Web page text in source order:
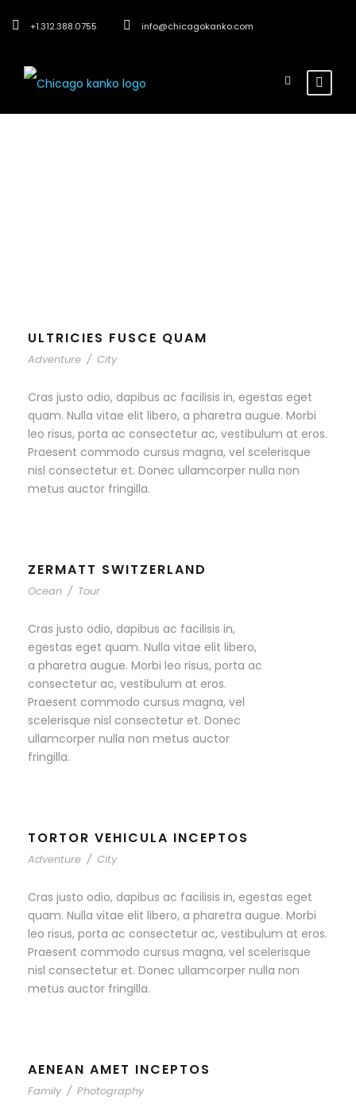
+1.312.388.0755 info@chicagokanko.com
ULTRICIES FUSCE QUAM
Adventure / City
Cras justo odio, dapibus ac facilisis in, egestas eget
quam. Nulla vitae elit libero, a pharetra augue. Morbi
leo risus, porta ac consectetur ac, vestibulum at eros.
Praesent commodo cursus magna, vel scelerisque
nisl consectetur et. Donec ullamcorper nulla non
metus auctor fringilla.
ZERMATT SWITZERLAND
Ocean / Tour
Cras justo odio, dapibus ac facilisis in,
egestas eget quam. Nulla vitae elit libero,
a pharetra augue. Morbi leo risus, porta ac
consectetur ac, vestibulum at eros.
Praesent commodo cursus magna, vel
scelerisque nisl consectetur et. Donec
ullamcorper nulla non metus auctor
fringilla.
TORTOR VEHICULA INCEPTOS
Adventure / City
Cras justo odio, dapibus ac facilisis in, egestas eget
quam. Nulla vitae elit libero, a pharetra augue. Morbi
leo risus, porta ac consectetur ac, vestibulum at eros.
Praesent commodo cursus magna, vel scelerisque
nisl consectetur et. Donec ullamcorper nulla non
metus auctor fringilla.
AENEAN AMET INCEPTOS
Family / Photography